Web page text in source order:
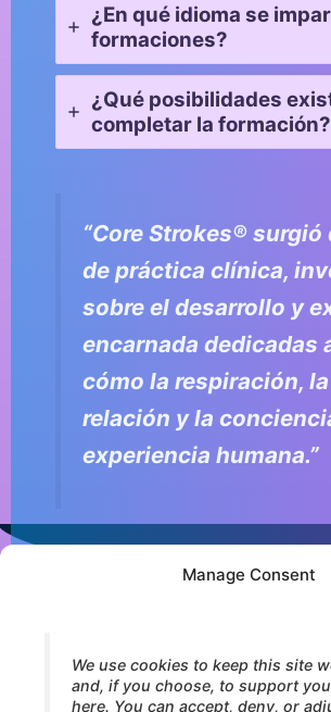
Manage Consent
We use cookies to keep this site
and, if you choose, to support
here. You can accept, deny, or
¿En qué idioma se
formaciones?
¿Qué posibilidades
completar la formación?
“Core Strokes® surgió
de práctica clínica,
sobre el desarrollo y
encarnada dedicadas
cómo la respiración,
relación y la
experiencia humana.”